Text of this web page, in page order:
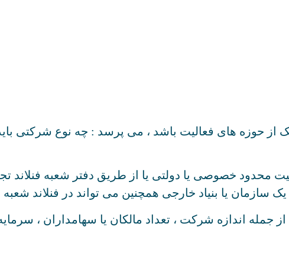
از حوزه های فعالیت باشد ، می پرسد : چه نوع شرکتی
محدود خصوصی یا دولتی یا از طریق دفتر شعبه فنلاند
یا بنیاد خارجی همچنین می تواند در فنلاند شعبه
اندازه شرکت ، تعداد مالکان یا سهامداران ،